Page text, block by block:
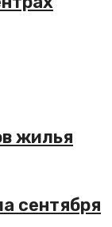
жилья
сентября